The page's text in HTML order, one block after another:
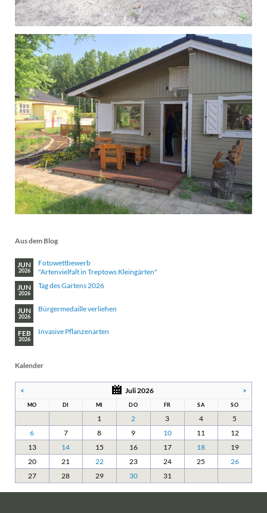
Aus dem Blog
JUN
2026
Fotowettbewerb
"Artenvielfalt in Treptows Kleingärten"
JUN
2026
Tag des Gartens 2026
JUN
2026
Bürgermedaille verliehen
FEB
2026
Invasive Pflanzenarten
Kalender
< Juli 2026 >
MO DI MI DO FR SA SO
1 2 3 4
5
6
7 8 9 10 11
12
13
14 15 16 17 18
19
20
21 22 23 24 25
26
27
28 29 30 31